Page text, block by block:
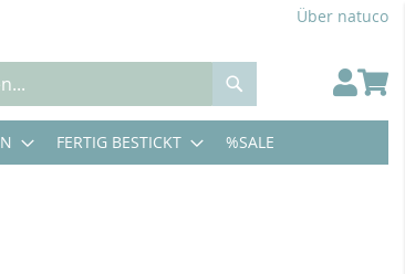
Über natuco
FERTIG BESTICKT %SALE